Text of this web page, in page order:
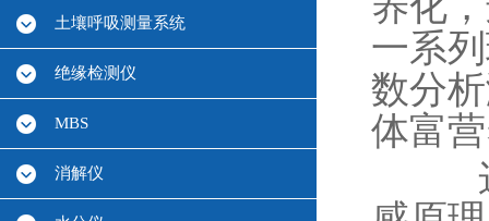
土壤呼吸测量系统
绝缘检测仪
MBS
消解仪
一系
数分
体富
这